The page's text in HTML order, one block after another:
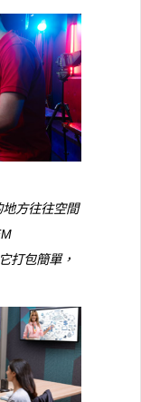
方往往空間
打包簡單，